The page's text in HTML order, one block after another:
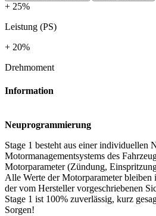
+ 25%
Leistung (PS)
+ 20%
Drehmoment
Information
Neuprogrammierung
Stage 1 besteht aus einer individuellen
Motormanagementsystems des
Motorparameter (Zündung,
Alle Werte der Motorparameter bleiben
der vom Hersteller vorgeschriebenen
Stage 1 ist 100% zuverlässig, kurz
Sorgen!